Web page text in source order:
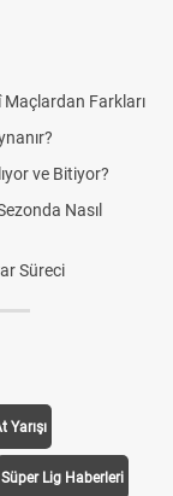
Maçlardan Farkları
ve Bitiyor?
Nasıl
Süreci
Yarışı
Süper Lig Haberleri